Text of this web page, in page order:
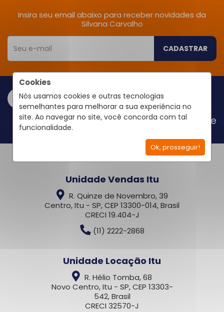
Cookies
Nós usamos cookies e outras tecnologias
semelhantes para melhorar a sua experiência no
site. Ao navegar no site, você concorda com tal
funcionalidade.
Ok, prosseguir!
Insira seu email abaixo para receber novidades da
Silvana Carvalho
CADASTRAR
Área do Cliente
Unidade Vendas Itu
R. Quinze de Novembro, 39
Centro, Itu - SP, CEP 13300-014, Brasil
CRECI 19.404-J
(11) 2222-2868
Unidade Locação Itu
R. Hélio Tomba, 68
Novo Centro, Itu - SP, CEP 13303-
542, Brasil
CRECI 32570-J